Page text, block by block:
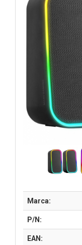
Marca:
P/N:
EAN: